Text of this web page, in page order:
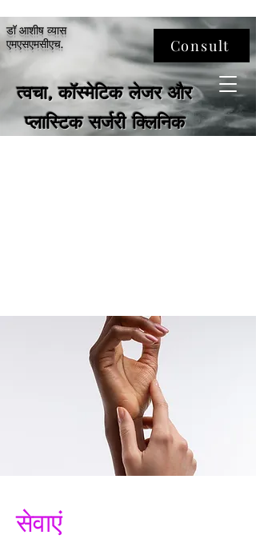
डॉ आशीष व्यास
एमएसएमसीएच.
Consult
त्वचा, कॉस्मेटिक लेजर और
प्लास्टिक सर्जरी क्लिनिक
सेवाएं